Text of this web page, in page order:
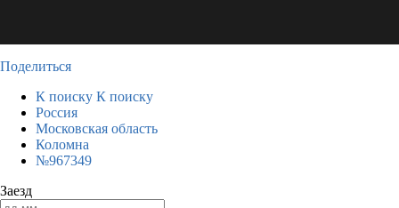
Поделиться
К поиску К поиску
Россия
Московская область
Коломна
№967349
Заезд